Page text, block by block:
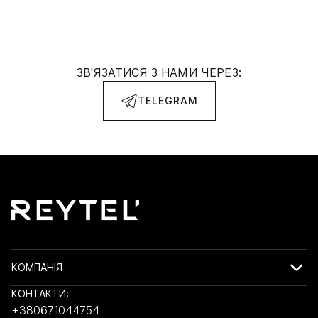
ЗВ'ЯЗАТИСЯ З НАМИ ЧЕРЕЗ:
TELEGRAM
КОМПАНІЯ
КОНТАКТИ:
+380671044754